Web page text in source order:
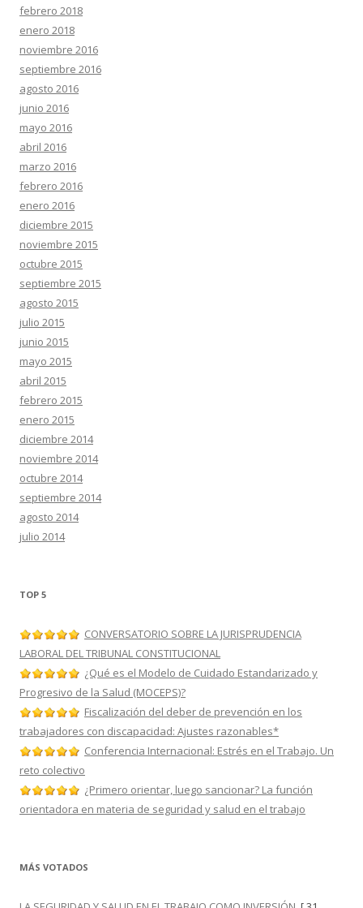
febrero 2018
enero 2018
noviembre 2016
septiembre 2016
agosto 2016
junio 2016
mayo 2016
abril 2016
marzo 2016
febrero 2016
enero 2016
diciembre 2015
noviembre 2015
octubre 2015
septiembre 2015
agosto 2015
julio 2015
junio 2015
mayo 2015
abril 2015
febrero 2015
enero 2015
diciembre 2014
noviembre 2014
octubre 2014
septiembre 2014
agosto 2014
julio 2014
TOP 5
CONVERSATORIO SOBRE LA JURISPRUDENCIA
LABORAL DEL TRIBUNAL CONSTITUCIONAL
¿Qué es el Modelo de Cuidado Estandarizado y
Progresivo de la Salud (MOCEPS)?
Fiscalización del deber de prevención en los
trabajadores con discapacidad: Ajustes razonables*
Conferencia Internacional: Estrés en el Trabajo. Un
reto colectivo
¿Primero orientar, luego sancionar? La función
orientadora en materia de seguridad y salud en el trabajo
MÁS VOTADOS